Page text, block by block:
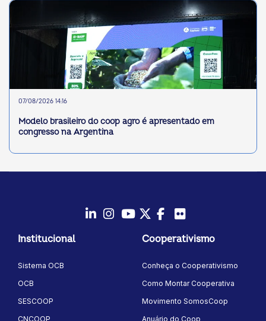
07/08/2026 14:16
Modelo brasileiro do coop agro é apresentado em
congresso na Argentina
Institucional
Sistema OCB
OCB
SESCOOP
CNCOOP
Cooperativismo
Conheça o Cooperativismo
Como Montar Cooperativa
Movimento SomosCoop
Anuário do Coop